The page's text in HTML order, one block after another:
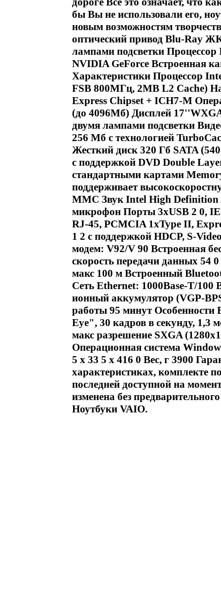
бы Вы не использовали его,
новым возможностям
оптический привод Blu-Ray
лампами подсветки
NVIDIA GeForce Встроенная
Характеристики Процессор
FSB 800МГц, 2MB L2 Cache)
Express Chipset + ICH7-M
(до 4096Мб) Дисплей
двумя лампами подсветки
256 Мб с технологией
Жесткий диск 320 Гб SATA
с поддержкой DVD Double
стандартными картами
поддерживает
MMC Звук Intel High
микрофон Порты 3xUSB 2 0,
RJ-45, PCMCIA 1xType II,
1 2 с поддержкой HDCP, S-
модем: V92/V 90 Встроенная
скорость передачи данных 54
макс 100 м Встроенный
Сеть Ethernet: 1000Base-T/
ионный аккумулятор (VGP-
работы 95 минут
Eye", 30 кадров в секунду, 1,3
макс разрешение SXGA
Операционная система
5 x 33 5 x 416 0 Вес, г 3900
характеристиках, комплекте
последней доступной на
изменена без
Ноутбуки VAIO.